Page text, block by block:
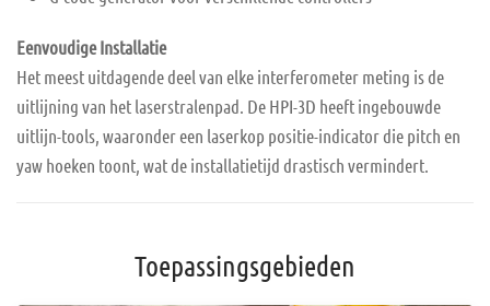
Eenvoudige Installatie
Het meest uitdagende deel van elke interferometer meting is de
uitlijning van het laserstralenpad. De HPI-3D heeft ingebouwde
uitlijn-tools, waaronder een laserkop positie-indicator die pitch en
yaw hoeken toont, wat de installatietijd drastisch vermindert.
Toepassingsgebieden